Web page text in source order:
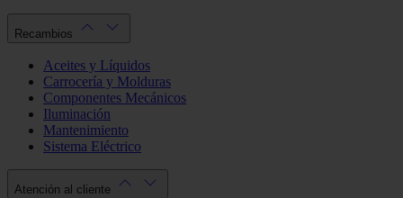
Recambios
Aceites y Líquidos
Carrocería y Molduras
Componentes Mecánicos
Iluminación
Mantenimiento
Sistema Eléctrico
Atención al cliente